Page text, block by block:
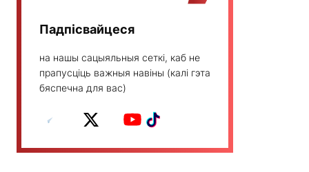
Падпісвайцеся
на нашы сацыяльныя сеткі, каб не
прапусціць важныя навіны (калі гэта
бяспечна для вас)